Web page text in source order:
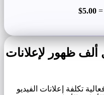
$5.00
ألف ظهور لإعلانات
تكلفة إعلانات الفيديو